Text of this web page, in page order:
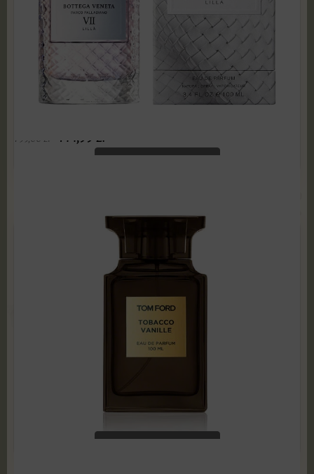
Bottega Veneta - Parco Palladiano VII Lilla 100 ml
799,00 zł 144,99 zł